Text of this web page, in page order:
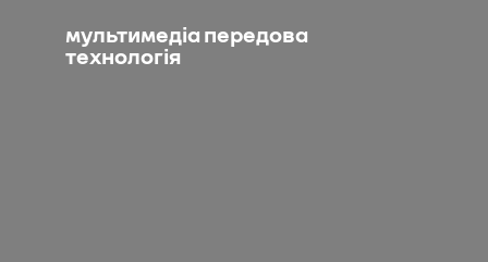
мультимедіа передова
технологія